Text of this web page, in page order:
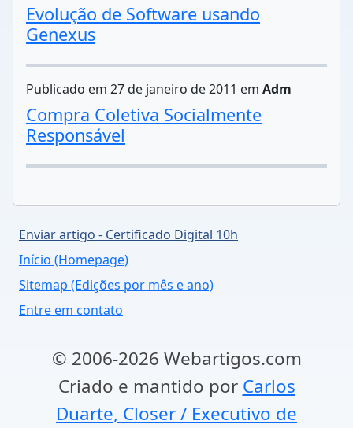
Evolução de Software usando
Genexus
Publicado em 27 de janeiro de 2011 em Adm
Compra Coletiva Socialmente
Responsável
Enviar artigo - Certificado Digital 10h
Início (Homepage)
Sitemap (Edições por mês e ano)
Entre em contato
© 2006-2026 Webartigos.com
Criado e mantido por Carlos
Duarte, Closer / Executivo de